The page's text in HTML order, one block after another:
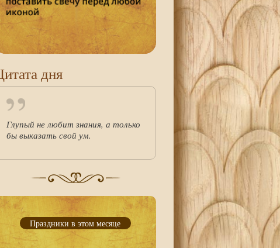
дня
Глупый не любит знания, а только
бы выказать свой ум.
Праздники в этом месяце